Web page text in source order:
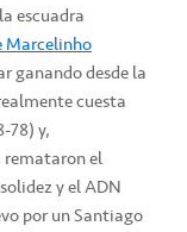
escuadra
Marcelinho
ganando desde la
cuesta
78) y,
remataron el
y el ADN
por un Santiago